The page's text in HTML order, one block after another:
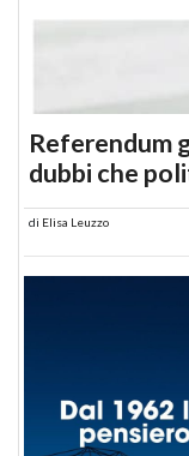
Referendum
dubbi che
di Elisa Leuzzo